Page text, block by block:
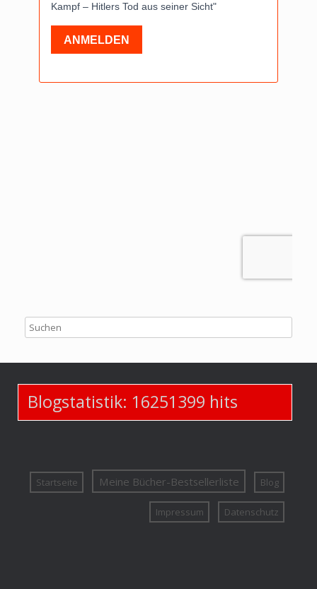
Blogstatistik: 16251399 hits
Startseite Meine Bücher-Bestsellerliste Blog
Impressum Datenschutz